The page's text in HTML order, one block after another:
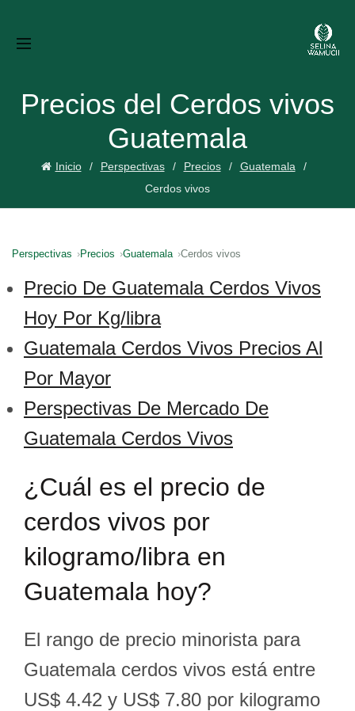
Precios del Cerdos vivos
Guatemala
Inicio Perspectivas Precios
Guatemala
Cerdos vivos
Perspectivas Precios Guatemala Cerdos vivos
Precio De Guatemala Cerdos Vivos
Hoy Por Kg/libra
Guatemala Cerdos Vivos Precios Al
Por Mayor
Perspectivas De Mercado De
Guatemala Cerdos Vivos
¿Cuál es el precio de
cerdos vivos por
kilogramo/libra en
Guatemala hoy?
El rango de precio minorista para
Guatemala cerdos vivos está entre
US$ 4.42 y US$ 7.80 por kilogramo